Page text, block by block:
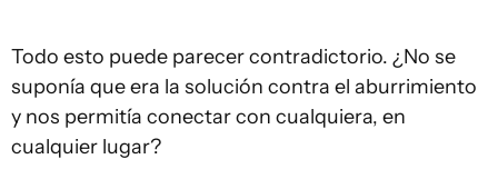
Todo esto puede parecer contradictorio. ¿No se
suponía que era la solución contra el aburrimiento
y nos permitía conectar con cualquiera, en
cualquier lugar?